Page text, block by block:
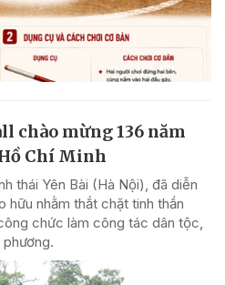
chào mừng 136 năm
Chí Minh
thái Yên Bài (Hà Nội), đã diễn
hữu nhằm thắt chặt tinh thần
chức làm công tác dân tộc,